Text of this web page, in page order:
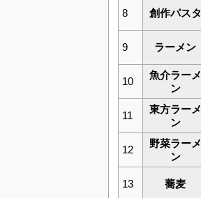
8 創作パスタ
9 ラーメン
10
魚介ラーメ
ン
11
東方ラーメ
ン
12
野菜ラーメ
ン
13 蕎麦